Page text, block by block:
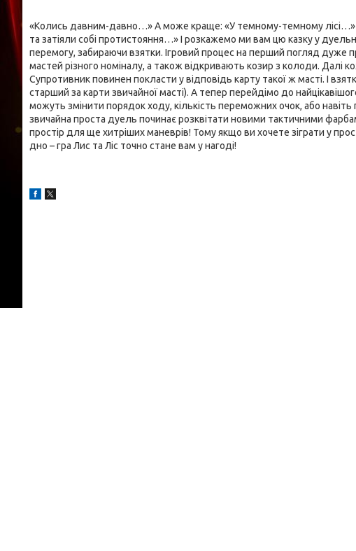
«Колись давним-давно…» А може краще: «У темному-темному лісі…»
та затіяли собі протистояння…» І розкажемо ми вам цю казку у
перемогу, забираючи взятки. Ігровий процес на перший погляд дуже
мастей різного номіналу, а також відкривають козир з колоди. Далі
Супротивник повинен покласти у відповідь карту такої ж масті. І
старший за карти звичайної масті). А тепер перейдімо до
можуть змінити порядок ходу, кількість переможних очок, або
звичайна проста дуель починає розквітати новими тактичними
простір для ще хитріших маневрів! Тому якщо ви хочете зіграти у
дно – гра Лис та Ліс точно стане вам у нагоді!